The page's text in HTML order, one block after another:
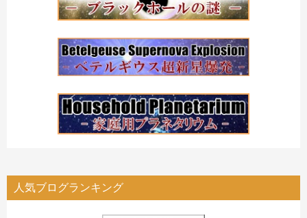
人気ブログランキング